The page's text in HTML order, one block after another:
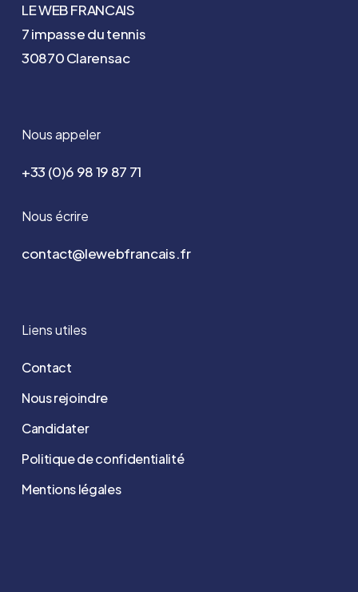
LE WEB FRANCAIS
7 impasse du tennis
30870 Clarensac
Nous appeler
+33 (0)6 98 19 87 71
Nous écrire
contact@lewebfrancais.fr
Liens utiles
Contact
Nous rejoindre
Candidater
Politique de confidentialité
Mentions légales